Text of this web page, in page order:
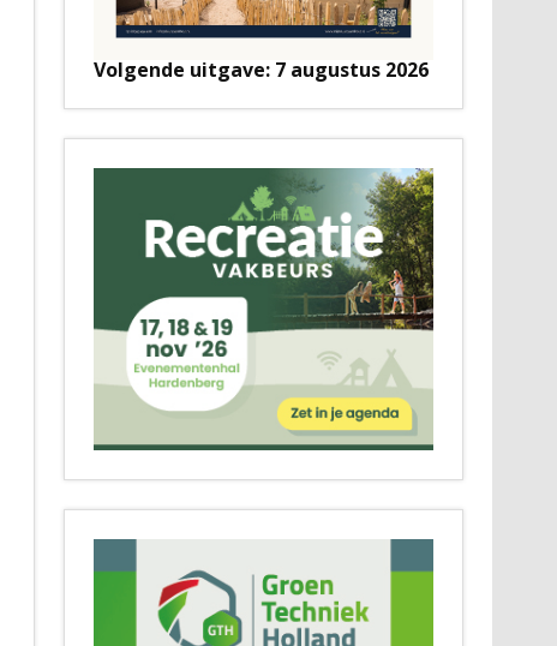
Volgende uitgave: 7 augustus 2026